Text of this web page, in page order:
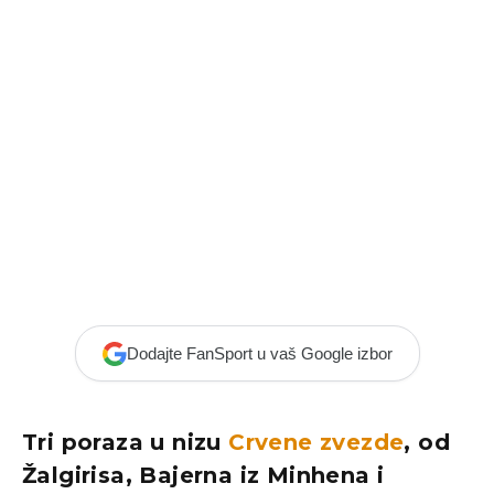
Dodajte FanSport u vaš Google izbor
Tri poraza u nizu Crvene zvezde, od
Žalgirisa, Bajerna iz Minhena i